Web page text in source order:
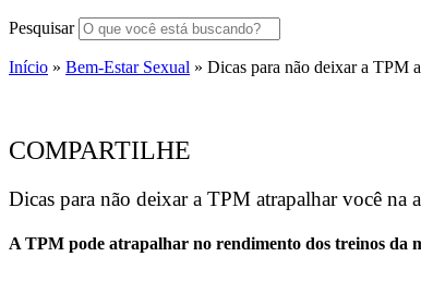
Pesquisar
Início » Bem-Estar Sexual » Dicas para não deixar a TPM
COMPARTILHE
Dicas para não deixar a TPM atrapalhar você na
A TPM pode atrapalhar no rendimento dos treinos da